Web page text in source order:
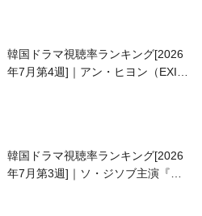
韓国ドラマ視聴率ランキング[2026
年7月第4週]｜アン・ヒヨン（EXID
韓国ドラマ視聴率ランキング[2026
年7月第3週]｜ソ・ジソブ主演『エ